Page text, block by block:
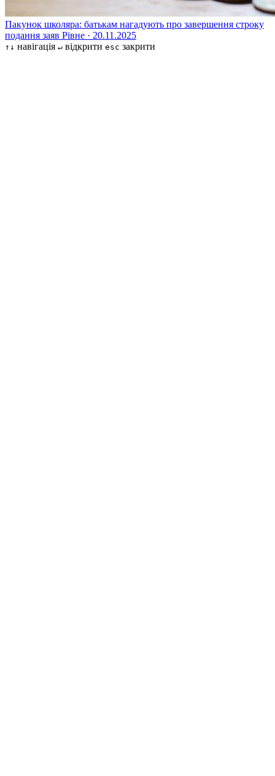
Пакунок школяра: батькам нагадують про завершення строку
подання заяв Рівне · 20.11.2025
↑↓ навігація ↵ відкрити esc закрити